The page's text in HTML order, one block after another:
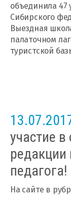
объединила 47
Сибирского
Выездная
палаточном
туристской
участие
редакции
педагога!
На сайте в